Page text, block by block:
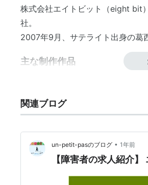
株式会社エイトビット（eight bit）
社。
2007年9月、 サテライト 出身の葛
主な制作作品
IS〈インフィニット・ストラト
武装神姫
ヤマノススメ
東京レイヴンズ
IS〈インフィニット・ストラト
関連ブログ
un-petit-pasのブログ • 1年前
【障害者の求人紹介